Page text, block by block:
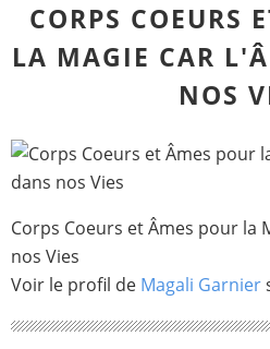
CORPS COEURS
LA MAGIE CAR
NOS
Corps Coeurs et Âmes pour la
nos Vies
Voir le profil de Magali Garnier